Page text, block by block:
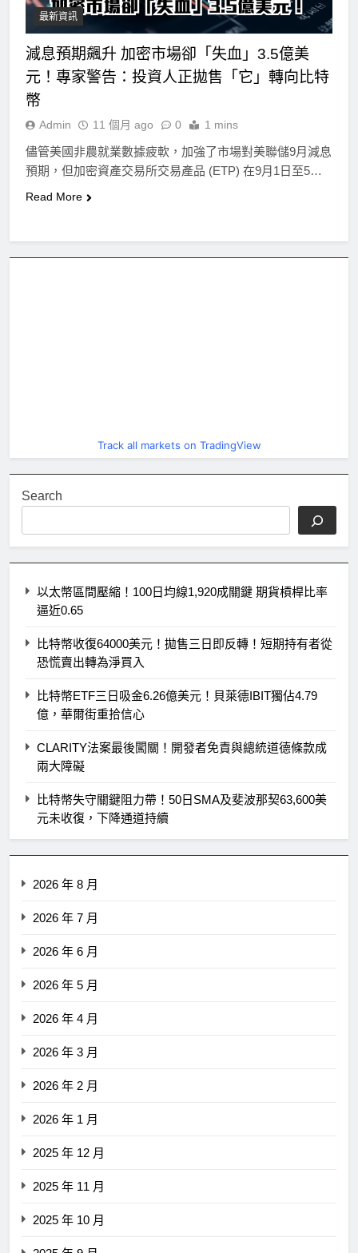
Track all markets on TradingView
Search
以太幣區間壓縮！100日均線1,920成關鍵 期貨槓桿比率
逼近0.65
比特幣收復64000美元！拋售三日即反轉！短期持有者從
恐慌賣出轉為淨買入
比特幣ETF三日吸金6.26億美元！貝萊德IBIT獨佔4.79
億，華爾街重拾信心
CLARITY法案最後闖關！開發者免責與總統道德條款成
兩大障礙
比特幣失守關鍵阻力帶！50日SMA及斐波那契63,600美
元未收復，下降通道持續
2026 年 8 月
2026 年 7 月
2026 年 6 月
2026 年 5 月
2026 年 4 月
2026 年 3 月
2026 年 2 月
2026 年 1 月
2025 年 12 月
2025 年 11 月
2025 年 10 月
最新資訊
減息預期飆升 加密市場卻「失血」3.5億美
元！專家警告：投資人正拋售「它」轉向比特
幣
Admin 11 個月 ago 0 1 mins
儘管美國非農就業數據疲軟，加強了市場對美聯儲9月減息
預期，但加密資產交易所交易產品 (ETP) 在9月1日至5…
Read More